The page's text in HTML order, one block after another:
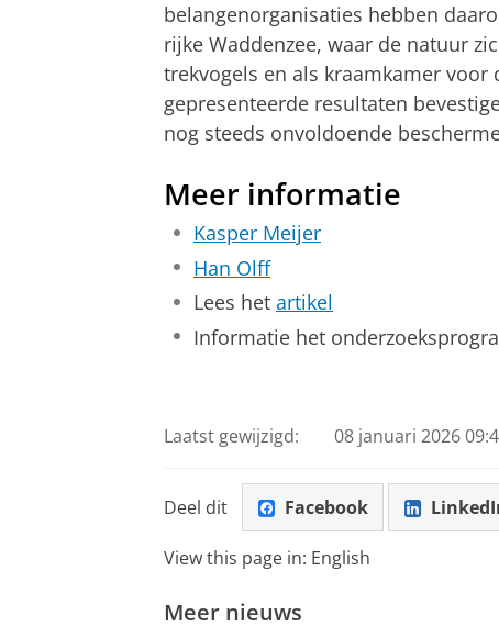
belangenorganisaties hebben
rijke Waddenzee, waar de natuur
trekvogels en als kraamkamer
gepresenteerde resultaten
nog steeds onvoldoende
Meer informatie
Kasper Meijer
Han Olff
Lees het artikel
Informatie het
Laatst gewijzigd: 08 januari 2026
Deel dit Facebook
View this page in: English
Meer nieuws